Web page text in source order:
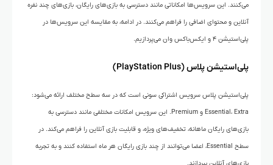
می‌کنند. این سرویس‌ها امکاناتی مانند دسترسی به بازی‌های رایگان، بازی‌های چند نفره
آنلاین و محتوای اضافی را فراهم می‌کنند. در ادامه، به مقایسه این سرویس‌ها در
پلی‌استیشن ۴ و ایکس‌باکس وان می‌پردازیم.
پلی‌استیشن پلاس (PlayStation Plus)
پلی‌استیشن پلاس سرویس اشتراکی سونی است که در سه سطح مختلف ارائه می‌شود:
Essential، Extra و Premium. این سرویس امکانات مختلفی مانند دسترسی به
بازی‌های رایگان ماهانه، تخفیف‌های ویژه، و قابلیت بازی آنلاین را فراهم می‌کند. در
سطح Essential، اعضا می‌توانند از چند بازی رایگان هر ماه استفاده کنند و به تجربه
بازی‌های آنلاین بپردازند.